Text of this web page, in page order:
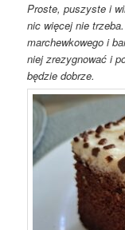
Proste, puszyste i
nic więcej nie
marchewkowego i
niej zrezygnować i
będzie dobrze.